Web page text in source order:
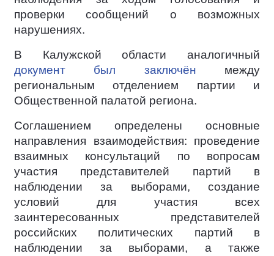
проверки сообщений о возможных
нарушениях.
В Калужской области аналогичный
документ был заключён между
региональным отделением партии и
Общественной палатой региона.
Соглашением определены основные
направления взаимодействия: проведение
взаимных консультаций по вопросам
участия представителей партий в
наблюдении за выборами, создание
условий для участия всех
заинтересованных представителей
российских политических партий в
наблюдении за выборами, а также